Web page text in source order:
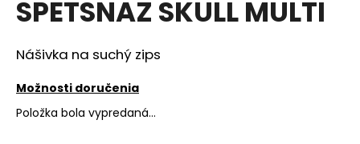
SPETSNAZ SKULL MULTI
Nášivka na suchý zips
Možnosti doručenia
Položka bola vypredaná…
á
s
ť
?